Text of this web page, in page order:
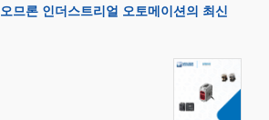
므론 인더스트리얼 오토메이션의 최신